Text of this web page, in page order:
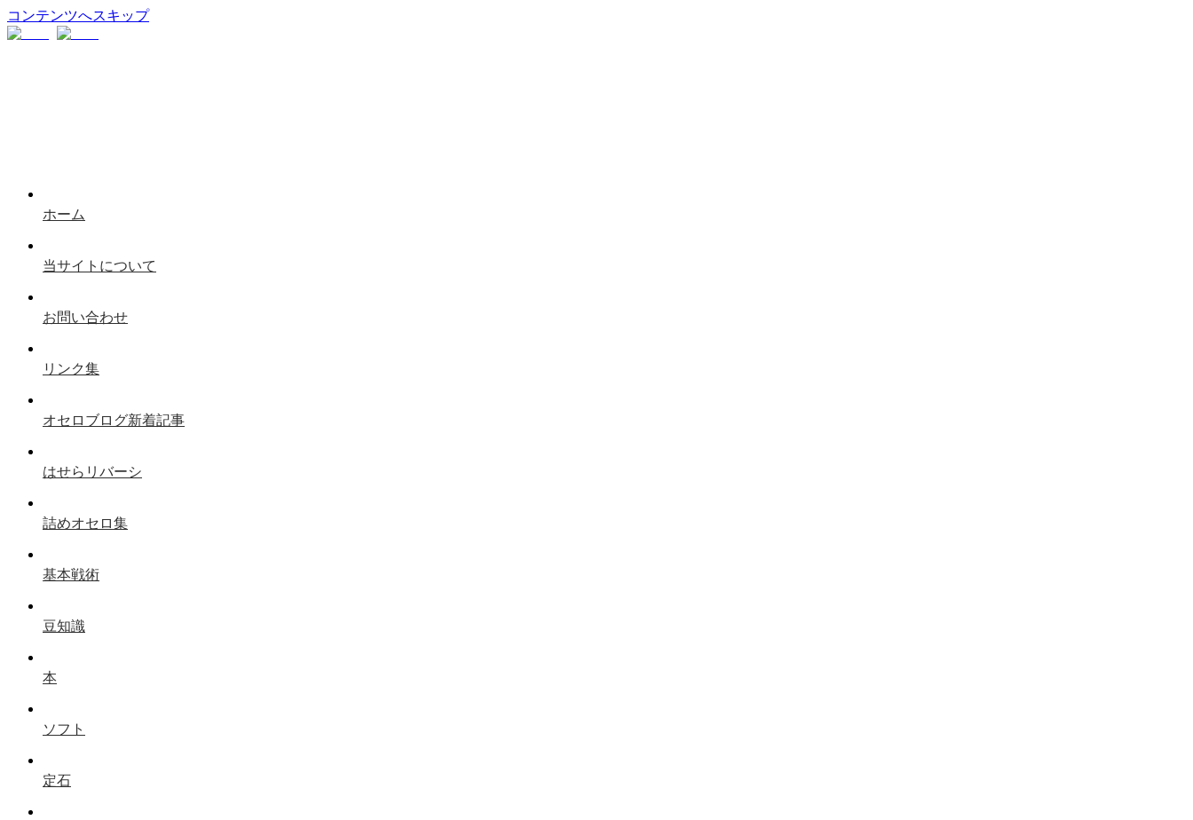
コンテンツへスキップ
ホーム
当サイトについて
お問い合わせ
リンク集
オセロブログ新着記事
はせらリバーシ
詰めオセロ集
基本戦術
豆知識
本
ソフト
定石